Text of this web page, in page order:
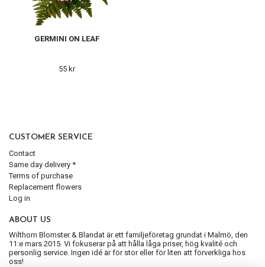
GERMINI ON LEAF
55 kr
CUSTOMER SERVICE
Contact
Same day delivery *
Terms of purchase
Replacement flowers
Log in
ABOUT US
Wilthorn Blomster & Blandat är ett familjeföretag grundat i Malmö, den
11:e mars 2015. Vi fokuserar på att hålla låga priser, hög kvalité och
personlig service. Ingen idé är för stor eller för liten att förverkliga hos
oss!